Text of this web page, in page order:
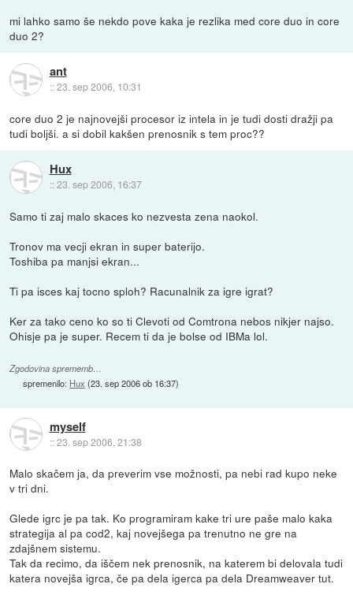
mi lahko samo še nekdo pove kaka je rezlika med core duo in core
duo 2?
ant
::23. sep 2006, 10:31
core duo 2 je najnovejši procesor iz intela in je tudi dosti dražji pa
tudi boljši. a si dobil kakšen prenosnik s tem proc??
Hux
::23. sep 2006, 16:37
Samo ti zaj malo skaces ko nezvesta zena naokol.
Tronov ma vecji ekran in super baterijo.
Toshiba pa manjsi ekran...
Ti pa isces kaj tocno sploh? Racunalnik za igre igrat?
Ker za tako ceno ko so ti Clevoti od Comtrona nebos nikjer najso.
Ohisje pa je super. Recem ti da je bolse od IBMa lol.
Zgodovina sprememb…
spremenilo: Hux (23. sep 2006 ob 16:37)
myself
::23. sep 2006, 21:38
Malo skačem ja, da preverim vse možnosti, pa nebi rad kupo neke
v tri dni.
Glede igrc je pa tak. Ko programiram kake tri ure paše malo kaka
strategija al pa cod2, kaj novejšega pa trenutno ne gre na
zdajšnem sistemu.
Tak da recimo, da iščem nek prenosnik, na katerem bi delovala tudi
katera novejša igrca, če pa dela igerca pa dela Dreamweaver tut.